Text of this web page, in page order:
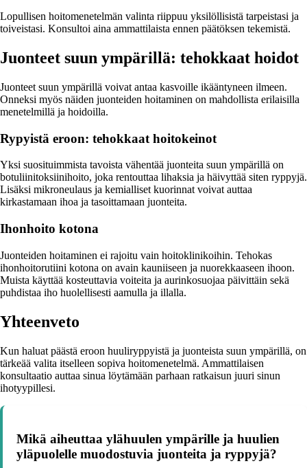
Lopullisen hoitomenetelmän valinta riippuu yksilöllisistä tarpeistasi ja
toiveistasi. Konsultoi aina ammattilaista ennen päätöksen tekemistä.
Juonteet suun ympärillä: tehokkaat hoidot
Juonteet suun ympärillä voivat antaa kasvoille ikääntyneen ilmeen.
Onneksi myös näiden juonteiden hoitaminen on mahdollista erilaisilla
menetelmillä ja hoidoilla.
Rypyistä eroon: tehokkaat hoitokeinot
Yksi suosituimmista tavoista vähentää juonteita suun ympärillä on
botuliinitoksiinihoito, joka rentouttaa lihaksia ja häivyttää siten ryppyjä.
Lisäksi mikroneulaus ja kemialliset kuorinnat voivat auttaa
kirkastamaan ihoa ja tasoittamaan juonteita.
Ihonhoito kotona
Juonteiden hoitaminen ei rajoitu vain hoitoklinikoihin. Tehokas
ihonhoitorutiini kotona on avain kauniiseen ja nuorekkaaseen ihoon.
Muista käyttää kosteuttavia voiteita ja aurinkosuojaa päivittäin sekä
puhdistaa iho huolellisesti aamulla ja illalla.
Yhteenveto
Kun haluat päästä eroon huuliryppyistä ja juonteista suun ympärillä, on
tärkeää valita itselleen sopiva hoitomenetelmä. Ammattilaisen
konsultaatio auttaa sinua löytämään parhaan ratkaisun juuri sinun
ihotyypillesi.
Mikä aiheuttaa ylähuulen ympärille ja huulien
yläpuolelle muodostuvia juonteita ja ryppyjä?